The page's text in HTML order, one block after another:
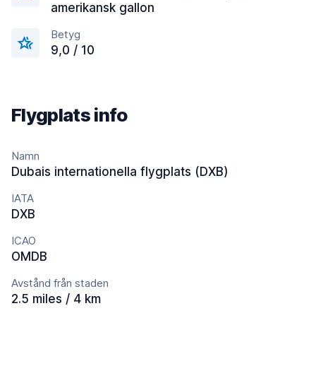
amerikansk gallon
Betyg
9,0 / 10
Flygplats info
Namn
Dubais internationella flygplats (DXB)
IATA
DXB
ICAO
OMDB
Avstånd från staden
2.5 miles / 4 km